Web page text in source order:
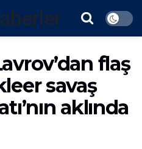
flaş
savaş
aklında